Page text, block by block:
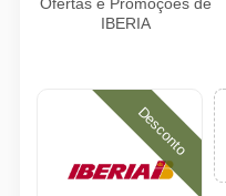
IBERIA
Desconto